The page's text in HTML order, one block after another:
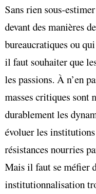
Sans rien sous-
devant des manières
bureaucratiques ou
il faut souhaiter que
les passions. À n’en
masses critiques sont
durablement les
évoluer les
résistances nourries
Mais il faut se méfier
institutionnalisation